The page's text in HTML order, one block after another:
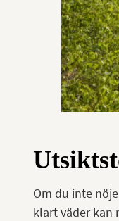
Om du inte
klart väder kan